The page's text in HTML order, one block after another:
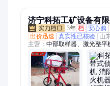
济宁科拓工矿设备有限
3年 档 安心购
出价迅速
真实性已核验
山
主营： 中部取样器、激光整平
机、柴油防汛泵车、隧道凿
机器人、玻璃安装机械手、
升降柱、船式洗车槽、履带
短管置换、内壁喷涂机器人